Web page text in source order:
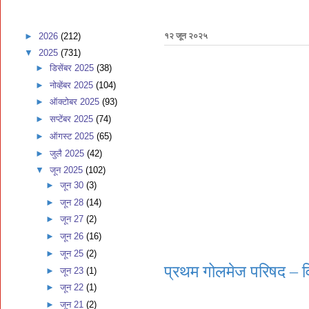
१२ जून २०२५
प्रथम गोलमेज परिषद –
► 2026 (212)
▼ 2025 (731)
► डिसेंबर 2025 (38)
► नोव्हेंबर 2025 (104)
► ऑक्टोबर 2025 (93)
► सप्टेंबर 2025 (74)
► ऑगस्ट 2025 (65)
► जुलै 2025 (42)
▼ जून 2025 (102)
►जून 30(3)
►जून 28(14)
►जून 27(2)
►जून 26(16)
►जून 25(2)
►जून 23(1)
►जून 22(1)
►जून 21(2)